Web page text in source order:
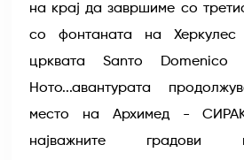
на крај да завршиме со
со фонтаната на
црквата Sanто
Ното...авантурата
место на Архимед -
најважните градови